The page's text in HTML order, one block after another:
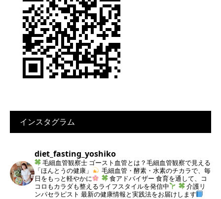
インスタグラム
diet_fasting_yoshiko
毛細血管観察士 ゴースト血管とは？毛細血管観察で見える
「ほんとうの健康」
毛細血管・酵素・水素のチカラで、毎
日をもっと軽やかに
食アドバイザー 食育を通して、コ
コロもカラダも整えるライフスタイルを発信中
介護リ
ンパセラピスト 最新の健康情報と実践法をお届けします